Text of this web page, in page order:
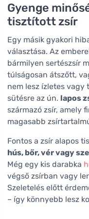
Gyenge
tisztított zsír
Egy másik gyakori
választása. Az
bármilyen sertészsír
túlságosan átszőtt,
nem lesz ízletes vagy
sütésre az ún. lapos
származó zsír, amely
magasabb
Fontos a zsír alapos
hús, bőr, vér vagy
Még egy kis darabka
végső zsírban vagy
Szeletelés előtt
– így könnyebb lesz